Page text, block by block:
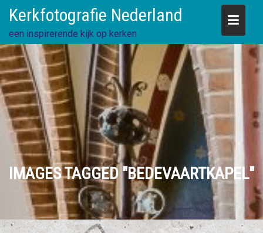
content
Kerkfotografie Nederland
een inspirerende kijk op kerken
IMAGES TAGGED "BEDEVAARTKAPEL"